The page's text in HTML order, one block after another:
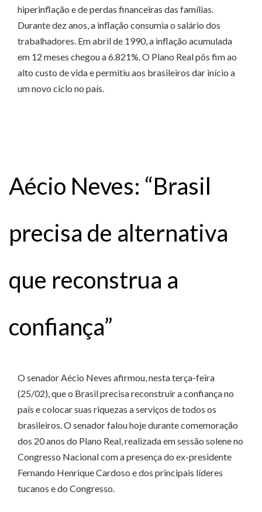
hiperinflação e de perdas financeiras das famílias.
Durante dez anos, a inflação consumia o salário dos
trabalhadores. Em abril de 1990, a inflação acumulada
em 12 meses chegou a 6.821%. O Plano Real pôs fim ao
alto custo de vida e permitiu aos brasileiros dar início a
um novo ciclo no país.
Aécio Neves: “Brasil
precisa de alternativa
que reconstrua a
confiança”
O senador Aécio Neves afirmou, nesta terça-feira
(25/02), que o Brasil precisa reconstruir a confiança no
país e colocar suas riquezas a serviços de todos os
brasileiros. O senador falou hoje durante comemoração
dos 20 anos do Plano Real, realizada em sessão solene no
Congresso Nacional com a presença do ex-presidente
Fernando Henrique Cardoso e dos principais líderes
tucanos e do Congresso.